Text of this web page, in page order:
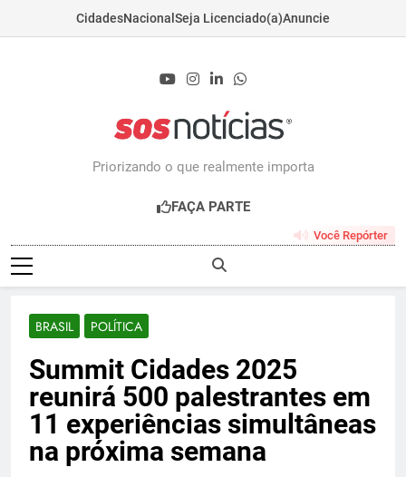
CidadesNacional Seja Licenciado(a)Anuncie
Priorizando o que realmente importa
FAÇA PARTE
Você Repórter
BRASIL POLÍTICA
Summit Cidades 2025
reunirá 500 palestrantes em
11 experiências simultâneas
na próxima semana